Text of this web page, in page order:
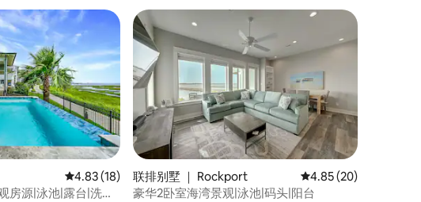
14 条评价 平均评分 4.83 分（满分 5 分），共 18 条评价
4.83 (18)
房源|泳池|露台|洗衣
联排别墅 ｜ Rockport 平均评分 4.85 分（满
4.85 (20)
豪华2卧室海湾景观|泳池|码头|阳台